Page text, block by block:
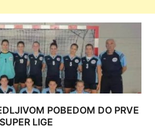
POBEDOM DO PRVE
LIGE